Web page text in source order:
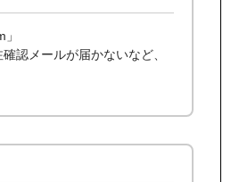
認メールが届かないなど、